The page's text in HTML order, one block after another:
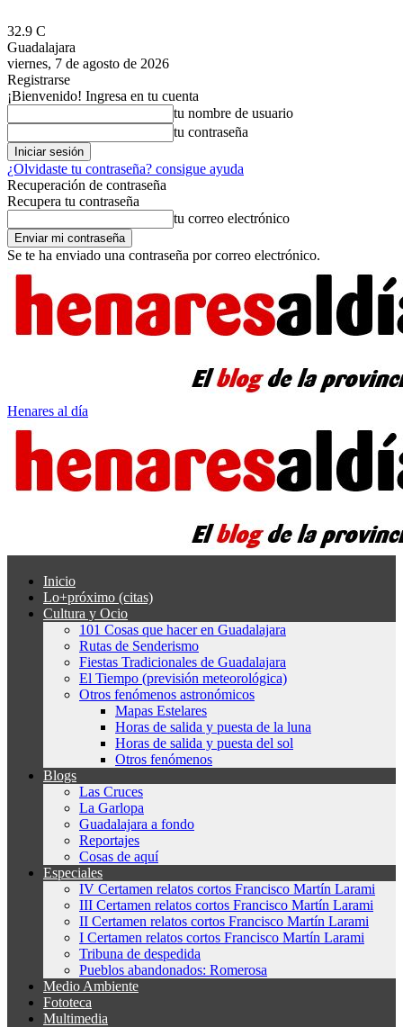
32.9 C
Guadalajara
viernes, 7 de agosto de 2026
Registrarse
¡Bienvenido! Ingresa en tu cuenta
tu nombre de usuario
tu contraseña
¿Olvidaste tu contraseña? consigue ayuda
Recuperación de contraseña
Recupera tu contraseña
tu correo electrónico
Se te ha enviado una contraseña por correo electrónico.
Henares al día
Inicio
Lo+próximo (citas)
Cultura y Ocio
101 Cosas que hacer en Guadalajara
Rutas de Senderismo
Fiestas Tradicionales de Guadalajara
El Tiempo (previsión meteorológica)
Otros fenómenos astronómicos
Mapas Estelares
Horas de salida y puesta de la luna
Horas de salida y puesta del sol
Otros fenómenos
Blogs
Las Cruces
La Garlopa
Guadalajara a fondo
Reportajes
Cosas de aquí
Especiales
IV Certamen relatos cortos Francisco Martín Larami
III Certamen relatos cortos Francisco Martín Larami
II Certamen relatos cortos Francisco Martín Larami
I Certamen relatos cortos Francisco Martín Larami
Tribuna de despedida
Pueblos abandonados: Romerosa
Medio Ambiente
Fototeca
Multimedia